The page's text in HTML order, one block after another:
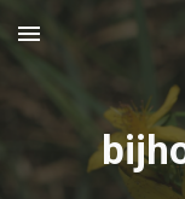
Skip to main content